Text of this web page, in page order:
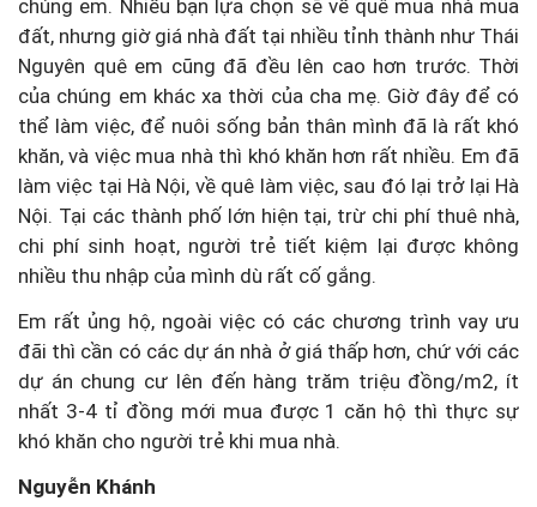
chúng em. Nhiều bạn lựa chọn sẽ về quê mua nhà mua
đất, nhưng giờ giá nhà đất tại nhiều tỉnh thành như Thái
Nguyên quê em cũng đã đều lên cao hơn trước. Thời
của chúng em khác xa thời của cha mẹ. Giờ đây để có
thể làm việc, để nuôi sống bản thân mình đã là rất khó
khăn, và việc mua nhà thì khó khăn hơn rất nhiều. Em đã
làm việc tại Hà Nội, về quê làm việc, sau đó lại trở lại Hà
Nội. Tại các thành phố lớn hiện tại, trừ chi phí thuê nhà,
chi phí sinh hoạt, người trẻ tiết kiệm lại được không
nhiều thu nhập của mình dù rất cố gắng.
Em rất ủng hộ, ngoài việc có các chương trình vay ưu
đãi thì cần có các dự án nhà ở giá thấp hơn, chứ với các
dự án chung cư lên đến hàng trăm triệu đồng/m2, ít
nhất 3-4 tỉ đồng mới mua được 1 căn hộ thì thực sự
khó khăn cho người trẻ khi mua nhà.
Nguyễn Khánh